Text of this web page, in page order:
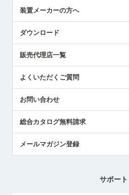
採用情報
国/地域/言語
エアマイクロセンサ製品
メトロールの技術
社員ブログ
中小企業のBCP地震対策
センサのテクニカルガイド
社長ブログ
装置メーカーの方へ
ダウンロード
販売代理店一覧
よくいただくご質問
お問い合わせ
総合カタログ無料請求
メールマガジン登録
サポート